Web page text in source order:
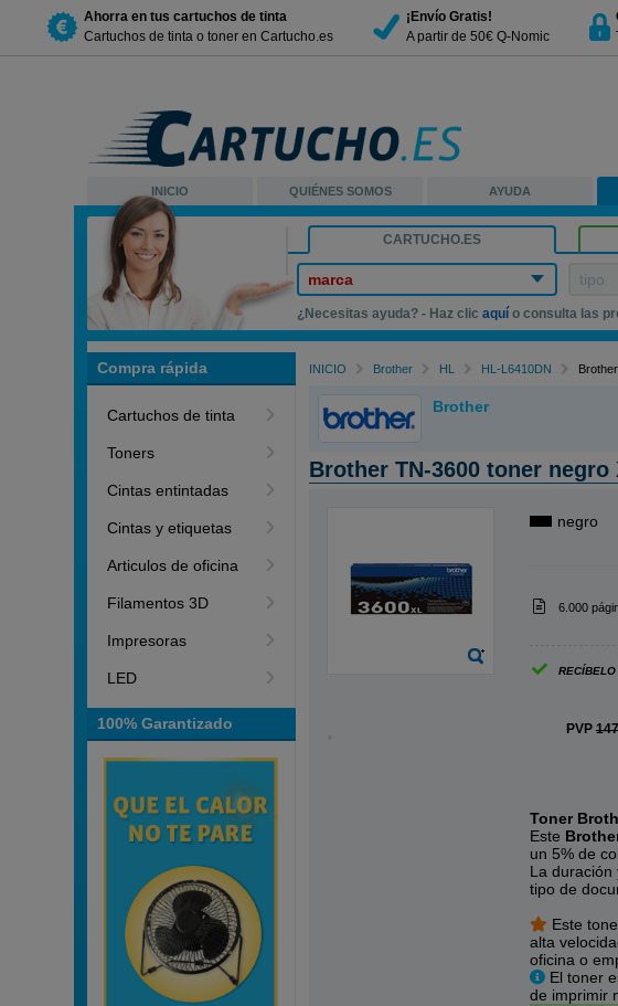
Ahorra en tus cartuchos de tinta
Cartuchos de tinta o toner en Cartucho.es
¡Envío Gratis!
A partir de 50€ Q-Nomic
INICIO QUIÉNES SOMOS AYUDA
CARTUCHO.ES
marca tipo
¿Necesitas ayuda? - Haz clicaquí o consulta las
Compra rápida
Cartuchos de tinta
Toners
Cintas entintadas
Cintas y etiquetas
Articulos de oficina
Filamentos 3D
Impresoras
LED
100% Garantizado
INICIO Brother HL HL-L6410DN
Brother
Brother TN-3600 toner negro
negro
6.000
PVP
Toner
Este
un 5% de
La duración
tipo de
Este
alta
oficina o
El toner
de imprimir